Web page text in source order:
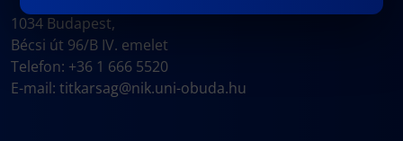
1034 Budapest,
Bécsi út 96/B IV. emelet
Telefon: +36 1 666 5520
E-mail: titkarsag@nik.uni-obuda.hu